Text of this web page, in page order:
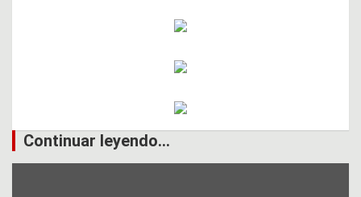
Continuar leyendo...